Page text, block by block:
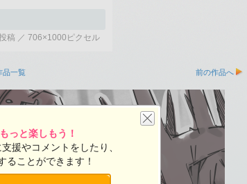
稿 ／ 706×1000ピクセル
品一覧 前の作品へ
っと楽しもう！
援やコメントをしたり、
ることができます！